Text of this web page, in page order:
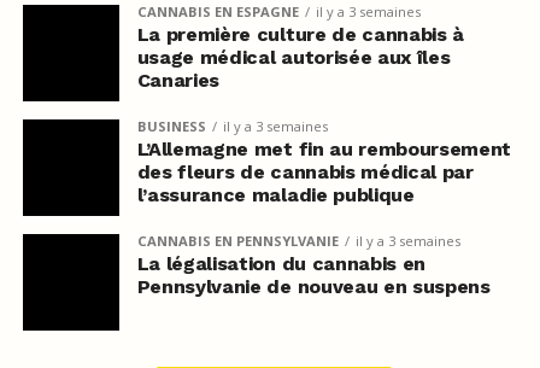
CANNABIS EN ESPAGNE il y a 3 semaines
La première culture de cannabis à
usage médical autorisée aux îles
Canaries
BUSINESS il y a 3 semaines
L’Allemagne met fin au remboursement
des fleurs de cannabis médical par
l’assurance maladie publique
CANNABIS EN PENNSYLVANIE il y a 3 semaines
La légalisation du cannabis en
Pennsylvanie de nouveau en suspens